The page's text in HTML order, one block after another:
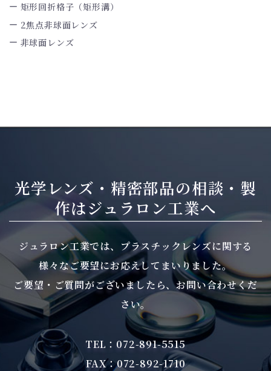
矩形回折格子（矩形溝）
2焦点非球面レンズ
非球面レンズ
光学レンズ・精密部品の相談・製
作はジュラロン工業へ
ジュラロン工業では、プラスチックレンズに関する
様々なご要望にお応えしてまいりました。
ご要望・ご質問がございましたら、お問い合わせくだ
さい。
TEL：072-891-5515
FAX：072-892-1710